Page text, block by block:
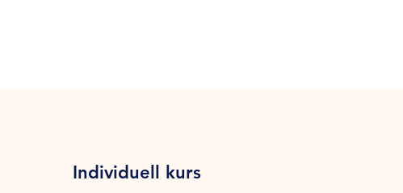
Individuell kurs